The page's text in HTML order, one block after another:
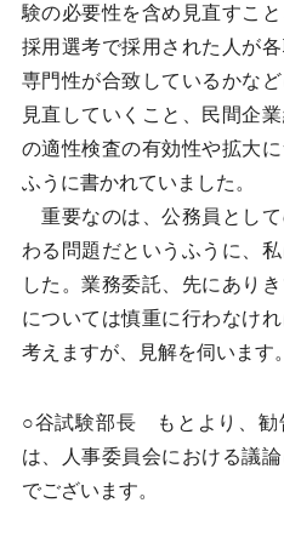
験の必要性を含め見直すこ
採用選考で採用された人が
専門性が合致しているかな
見直していくこと、民間企
の適性検査の有効性や拡大
ふうに書かれていました。
重要なのは、公務員とし
わる問題だというふうに、
した。業務委託、先にあり
については慎重に行わなけ
考えますが、見解を伺います。
○谷試験部長 もとより、勧
は、人事委員会における議
でございます。